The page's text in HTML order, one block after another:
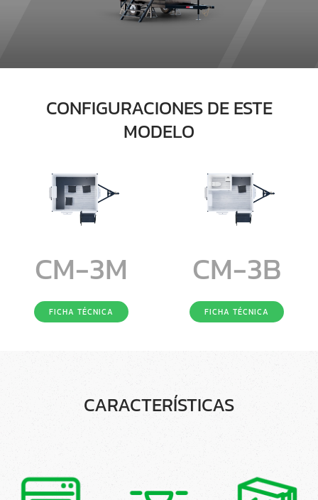
CONFIGURACIONES DE ESTE
MODELO
CM-3M
FICHA TÉCNICA
CM-3B
FICHA TÉCNICA
CARACTERÍSTICAS